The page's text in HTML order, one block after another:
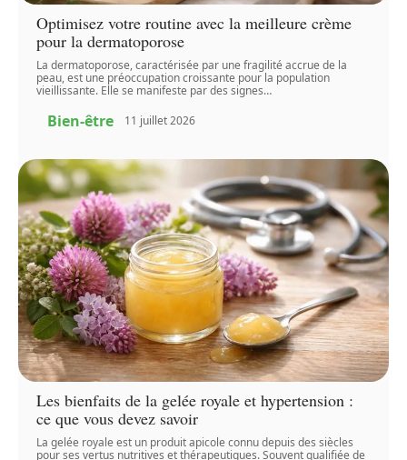
Optimisez votre routine avec la meilleure crème
pour la dermatoporose
La dermatoporose, caractérisée par une fragilité accrue de la
peau, est une préoccupation croissante pour la population
vieillissante. Elle se manifeste par des signes…
Bien-être 11 juillet 2026
Les bienfaits de la gelée royale et hypertension :
ce que vous devez savoir
La gelée royale est un produit apicole connu depuis des siècles
pour ses vertus nutritives et thérapeutiques. Souvent qualifiée de